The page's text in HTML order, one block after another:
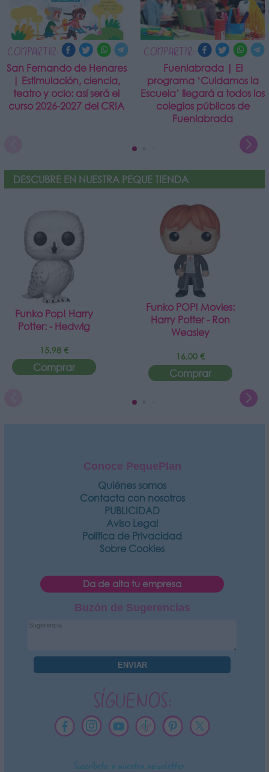
COMPARTIR:
San Fernando de Henares
| Estimulación, ciencia,
teatro y ocio: así será el
curso 2026-2027 del CRIA
COMPARTIR:
Fuenlabrada | El
programa ‘Cuidamos la
Escuela’ llegará a todos los
colegios públicos de
Fuenlabrada
DESCUBRE EN NUESTRA PEQUE TIENDA
Funko Pop! Harry
Potter: - Hedwig
15,98 €
Comprar
Funko POP! Movies:
Harry Potter - Ron
Weasley
16,00 €
Comprar
Conoce PequePlan
Quiénes somos
Contacta con nosotros
PUBLICIDAD
Aviso Legal
Política de Privacidad
Sobre Cookies
Da de alta tu empresa
Buzón de Sugerencias
SÍGUENOS:
Suscríbete a nuestra newsletter